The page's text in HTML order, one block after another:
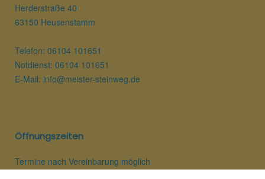
Herderstraße 40
63150 Heusenstamm
Telefon: 06104 101651
Notdienst: 06104 101651
E-Mail: info@meister-steinweg.de
Öffnungszeiten
Termine nach Vereinbarung möglich